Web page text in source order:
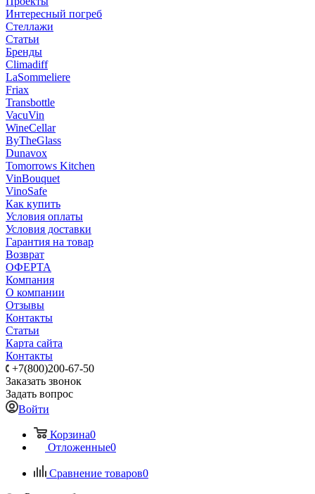
Интересный погреб
Стеллажи
Статьи
Бренды
Climadiff
LaSommeliere
Friax
Transbottle
VacuVin
WineCellar
ByTheGlass
Dunavox
Tomorrows Kitchen
VinBouquet
VinoSafe
Как купить
Условия оплаты
Условия доставки
Гарантия на товар
Возврат
ОФЕРТА
Компания
О компании
Отзывы
Контакты
Статьи
Карта сайта
Контакты
+7(800)200-67-50
Заказать звонок
Задать вопрос
Войти
Корзина0
Отложенные0
Сравнение товаров0